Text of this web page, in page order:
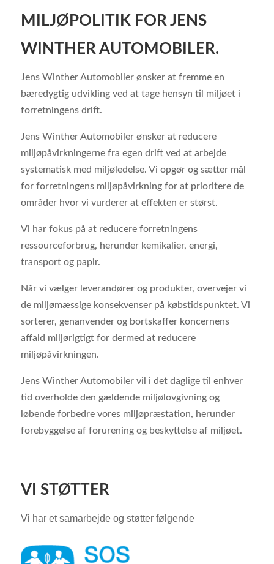
MILJØPOLITIK FOR JENS
WINTHER AUTOMOBILER.
Jens Winther Automobiler ønsker at fremme en
bæredygtig udvikling ved at tage hensyn til miljøet i
forretningens drift.
Jens Winther Automobiler ønsker at reducere
miljøpåvirkningerne fra egen drift ved at arbejde
systematisk med miljøledelse. Vi opgør og sætter mål
for forretningens miljøpåvirkning for at prioritere de
områder hvor vi vurderer at effekten er størst.
Vi har fokus på at reducere forretningens
ressourceforbrug, herunder kemikalier, energi,
transport og papir.
Når vi vælger leverandører og produkter, overvejer vi
de miljømæssige konsekvenser på købstidspunktet. Vi
sorterer, genanvender og bortskaffer koncernens
affald miljørigtigt for dermed at reducere
miljøpåvirkningen.
Jens Winther Automobiler vil i det daglige til enhver
tid overholde den gældende miljølovgivning og
løbende forbedre vores miljøpræstation, herunder
forebyggelse af forurening og beskyttelse af miljøet.
VI STØTTER
Vi har et samarbejde og støtter følgende